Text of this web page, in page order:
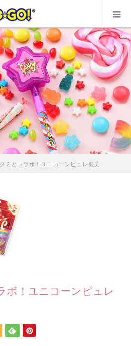
ミとコラボ！ユニコーンピュレ発売
ボ！ユニコーンピュレ